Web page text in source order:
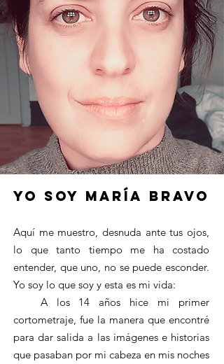
YO soy María Bravo
Aquí me muestro, desnuda ante tus ojos,
lo que tanto tiempo me ha costado
entender, que uno, no se puede esconder.
Yo soy lo que soy y esta es mi vida:
A los 14 años hice mi primer
cortometraje, fue la manera que encontré
para dar salida a las imágenes e historias
que pasaban por mi cabeza en mis noches